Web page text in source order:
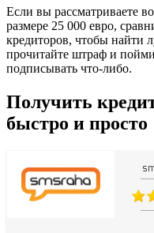
Если вы рассматриваете
размере 25 000 евро,
кредиторов, чтобы найти
прочитайте штраф и
подписывать что-либо.
Получить
быстро и просто